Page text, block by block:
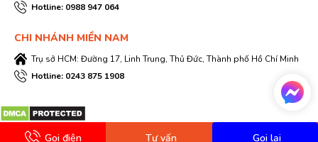
Hotline: 0988 947 064
CHI NHÁNH MIỀN NAM
Trụ sở HCM: Đường 17, Linh Trung, Thủ Đức, Thành phố Hồ Chí Minh
Hotline: 0243 875 1908
Gọi điện Tư vấn Gọi lại